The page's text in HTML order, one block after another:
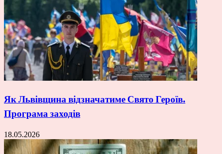
Як Львівщина відзначатиме Свято Героїв.
Програма заходів
18.05.2026